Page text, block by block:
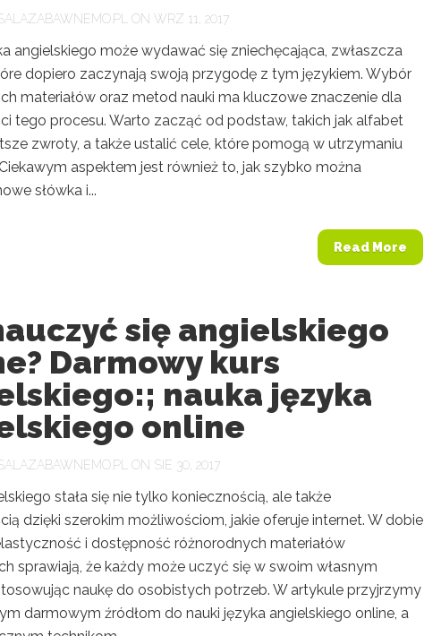
ON WRZ 11, 2017
angielskiego może wydawać się zniechęcająca, zwłaszcza
dopiero zaczynają swoją przygodę z tym językiem. Wybór
materiałów oraz metod nauki ma kluczowe znaczenie dla
tego procesu. Warto zacząć od podstaw, takich jak alfabet
zwroty, a także ustalić cele, które pomogą w utrzymaniu
aspektem jest również to, jak szybko można
słówka i...
Read More
się angielskiego
Darmowy kurs
nauka języka
online
ON SIE 30, 2017
stała się nie tylko koniecznością, ale także
dzięki szerokim możliwościom, jakie oferuje internet. W dobie
i dostępność różnorodnych materiałów
sprawiają, że każdy może uczyć się w swoim własnym
naukę do osobistych potrzeb. W artykule przyjrzymy
darmowym źródłom do nauki języka angielskiego online, a